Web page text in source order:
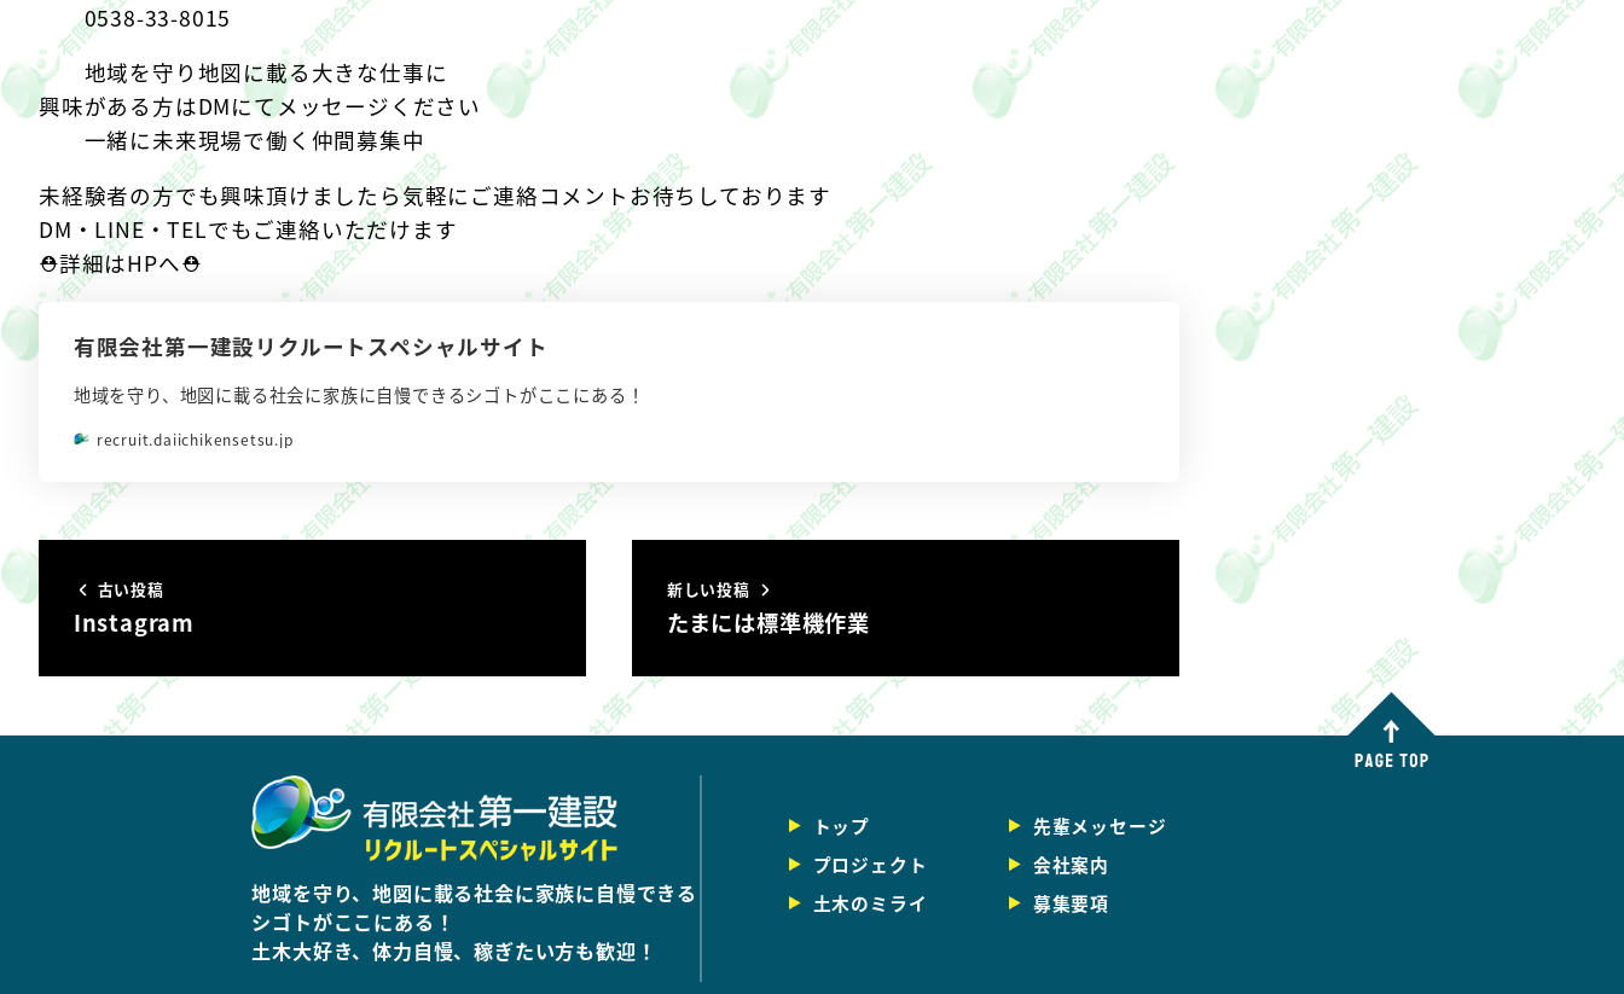
0538-33-8015
地域を守り地図に載る大きな仕事に
興味がある方はDMにてメッセージください
︎一緒に未来現場で働く仲間募集中︎
未経験者の方でも興味頂けましたら気軽にご連絡コメントお待ちしております️
DM・LINE・TELでもご連絡いただけます
⛑詳細はHPへ⛑
有限会社第一建設リクルートスペシャルサイト
地域を守り、地図に載る社会に家族に自慢できるシゴトがここにある！
recruit.daiichikensetsu.jp
古い投稿
Instagram
新しい投稿
たまには標準機作業
地域を守り、地図に載る社会に家族に自慢できる
シゴトがここにある！
土木大好き、体力自慢、稼ぎたい方も歓迎！
トップ
プロジェクト
土木のミライ
先輩メッセージ
会社案内
募集要項